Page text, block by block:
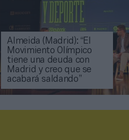
Almeida (Madrid): “El
Movimiento Olímpico
tiene una deuda con
Madrid y creo que se
acabará saldando”